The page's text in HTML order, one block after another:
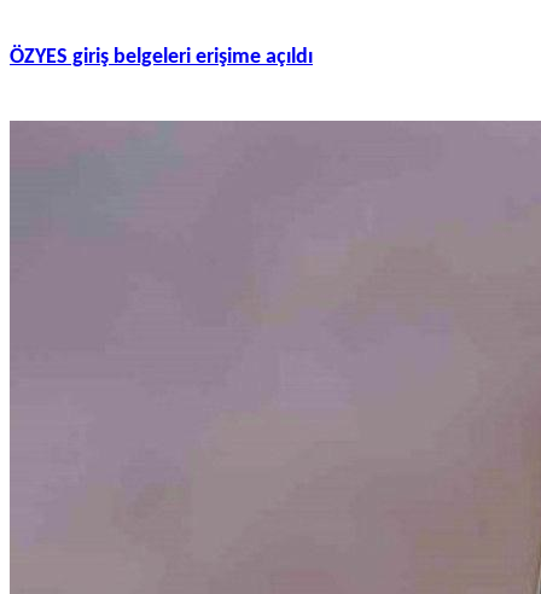
ÖZYES giriş belgeleri erişime açıldı